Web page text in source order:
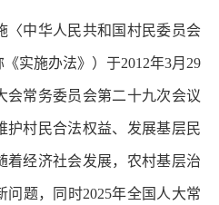
中华人民共和国村民委员会
实施办法》）于2012年3月29
会常务委员会第二十九次会议
护村民合法权益、发展基层民
着经济社会发展，农村基层治
题，同时2025年全国人大常